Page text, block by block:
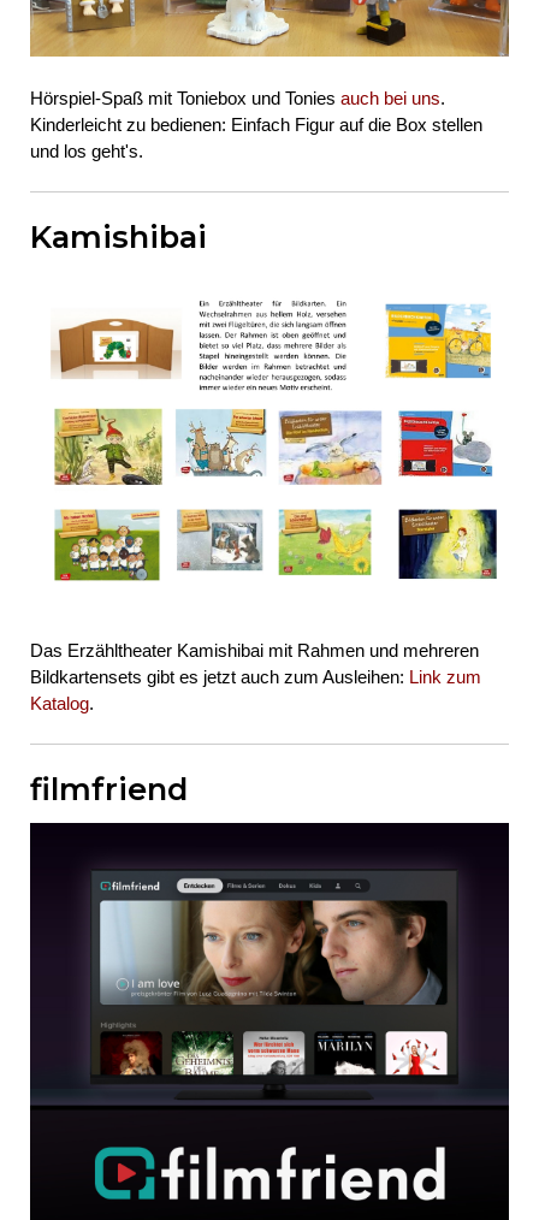
Hörspiel-Spaß mit Toniebox und Tonies auch bei uns.
Kinderleicht zu bedienen: Einfach Figur auf die Box stellen
und los geht's.
Kamishibai
Das Erzähltheater Kamishibai mit Rahmen und mehreren
Bildkartensets gibt es jetzt auch zum Ausleihen: Link zum
Katalog.
filmfriend